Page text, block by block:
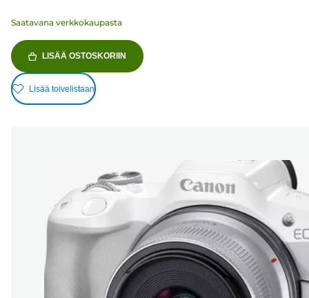
Saatavana verkkokaupasta
LISÄÄ OSTOSKORIIN
Lisää toivelistaan